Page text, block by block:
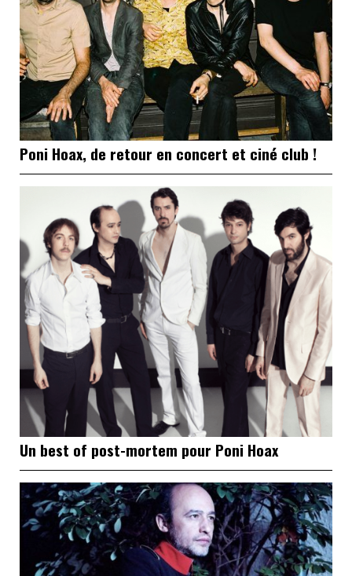
Poni Hoax, de retour en concert et ciné club !
Un best of post-mortem pour Poni Hoax